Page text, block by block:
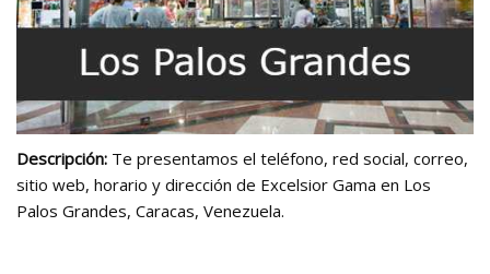
Descripción: Te presentamos el teléfono, red social, correo,
sitio web, horario y dirección de Excelsior Gama en Los
Palos Grandes, Caracas, Venezuela.